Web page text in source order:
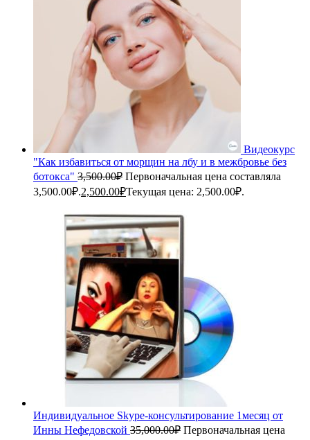
Видеокурс
"Как избавиться от морщин на лбу и в межбровье без
ботокса" 3,500.00₽ Первоначальная цена составляла
3,500.00₽.2,500.00₽Текущая цена: 2,500.00₽.
Индивидуальное Skype-консультирование 1месяц от
Инны Нефедовской 35,000.00₽ Первоначальная цена